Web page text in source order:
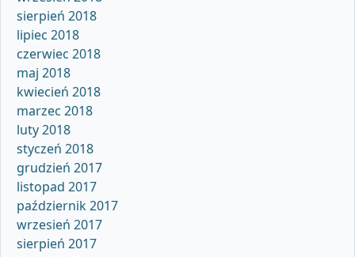
sierpień 2018
lipiec 2018
czerwiec 2018
maj 2018
kwiecień 2018
marzec 2018
luty 2018
styczeń 2018
grudzień 2017
listopad 2017
październik 2017
wrzesień 2017
sierpień 2017